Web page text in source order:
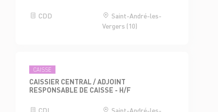
CDD
Saint-André-les-
Vergers (10)
CAISSE
CAISSIER CENTRAL / ADJOINT
RESPONSABLE DE CAISSE - H/F
CDI
Saint-André-les-